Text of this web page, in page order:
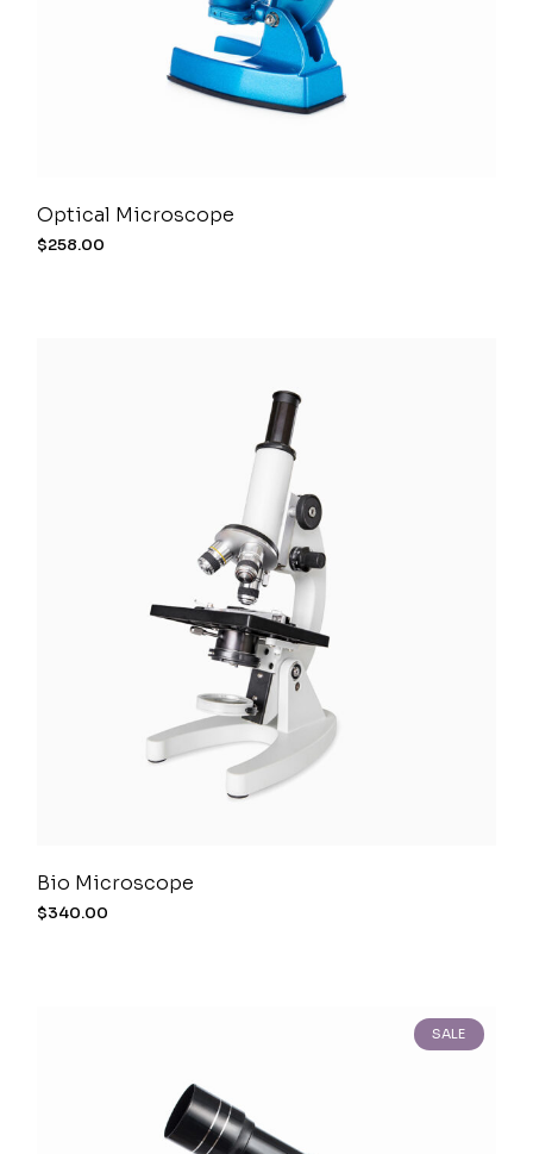
Optical Microscope
$258.00
Bio Microscope
$340.00
SALE